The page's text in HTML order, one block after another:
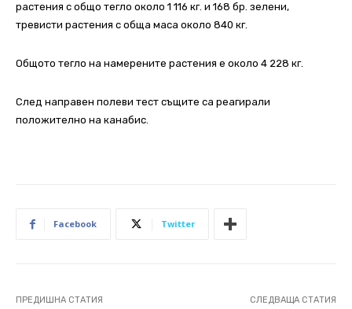
растения с общо тегло около 1 116 кг. и 168 бр. зелени,
тревисти растения с обща маса около 840 кг.
Общото тегло на намерените растения е около 4 228 кг.
След направен полеви тест същите са реагирали
положително на канабис.
Facebook Twitter
ПРЕДИШНА СТАТИЯ СЛЕДВАЩА СТАТИЯ